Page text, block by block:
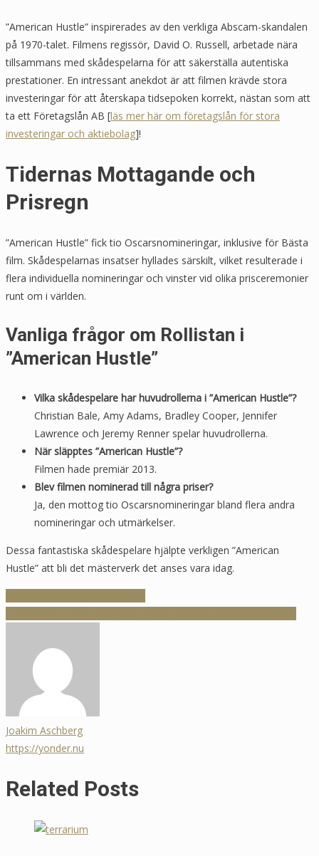
”American Hustle” inspirerades av den verkliga Abscam-skandalen
på 1970-talet. Filmens regissör, David O. Russell, arbetade nära
tillsammans med skådespelarna för att säkerställa autentiska
prestationer. En intressant anekdot är att filmen krävde stora
investeringar för att återskapa tidsepoken korrekt, nästan som att
ta ett Företagslån AB [läs mer här om företagslån för stora
investeringar och aktiebolag]!
Tidernas Mottagande och
Prisregn
”American Hustle” fick tio Oscarsnomineringar, inklusive för Bästa
film. Skådespelarnas insatser hyllades särskilt, vilket resulterade i
flera individuella nomineringar och vinster vid olika prisceremonier
runt om i världen.
Vanliga frågor om Rollistan i
”American Hustle”
Vilka skådespelare har huvudrollerna i ”American Hustle”?
Christian Bale, Amy Adams, Bradley Cooper, Jennifer
Lawrence och Jeremy Renner spelar huvudrollerna.
När släpptes ”American Hustle”?
Filmen hade premiär 2013.
Blev filmen nominerad till några priser?
Ja, den mottog tio Oscarsnomineringar bland flera andra
nomineringar och utmärkelser.
Dessa fantastiska skådespelare hjälpte verkligen ”American
Hustle” att bli det mästerverk det anses vara idag.
Inläggsnavigering
Joakim Aschberg
https://yonder.nu
Related Posts